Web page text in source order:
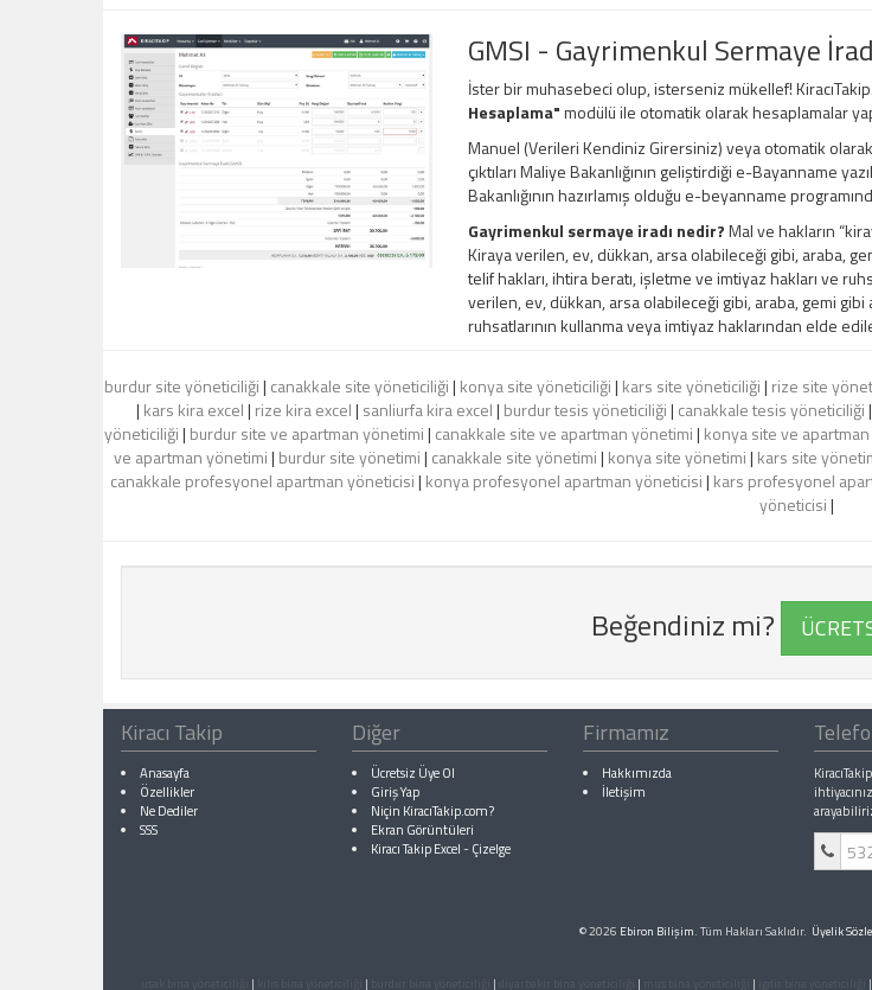
GMSI - Gayrimenkul Sermaye
İster bir muhasebeci olup, isterseniz mükellef!
Hesaplama"modülü ile otomatik olarak hesaplamalar
Manuel (Verileri Kendiniz Girersiniz) veya otomatik olarak
çıktıları Maliye Bakanlığının geliştirdiği e-Bayanname
Bakanlığının hazırlamış olduğu e-beyanname
Gayrimenkul sermaye iradı nedir?Mal ve hakların
Kiraya verilen, ev, dükkan, arsa olabileceği gibi, araba,
telif hakları, ihtira beratı, işletme ve imtiyaz hakları ve
verilen, ev, dükkan, arsa olabileceği gibi, araba, gemi gibi
ruhsatlarının kullanma veya imtiyaz haklarından elde
burdur site yöneticiliği| canakkale site yöneticiliği| konya site yöneticiliği| kars site yöneticiliği| rize site
| kars kira excel| rize kira excel| sanliurfa kira excel| burdur tesis yöneticiliği| canakkale tesis yöneticiliği|
yöneticiliği| burdur site ve apartman yönetimi| canakkale site ve apartman yönetimi| konya site ve
ve apartman yönetimi| burdur site yönetimi| canakkale site yönetimi| konya site yönetimi| kars site
canakkale profesyonel apartman yöneticisi| konya profesyonel apartman yöneticisi| kars profesyonel
yöneticisi|
Beğendiniz mi?
Kiracı Takip
Anasayfa
Özellikler
Ne Dediler
SSS
Diğer
Ücretsiz Üye Ol
Giriş Yap
Niçin KiracıTakip.com?
Ekran Görüntüleri
Kiracı Takip Excel- Çizelge
Firmamız
Hakkımızda
İletişim
© 2026 Ebiron Bilişim. Tüm Hakları Saklıdır. Üyelik
| | | | | |